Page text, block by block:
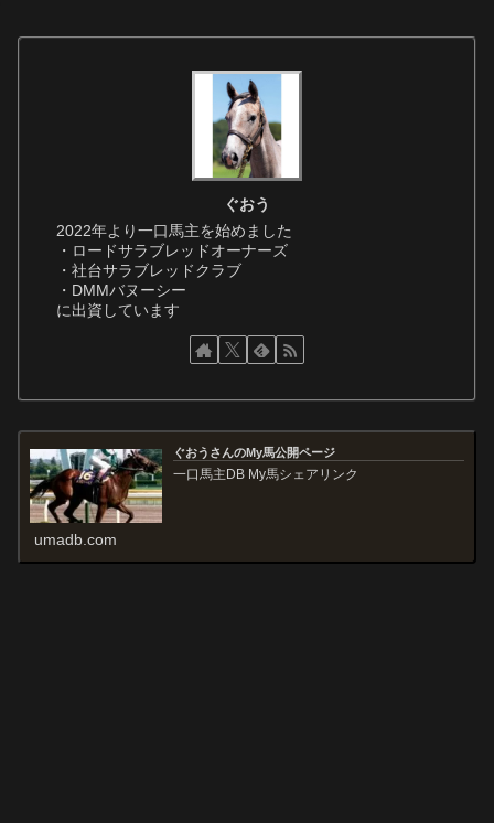
ぐおう
2022年より一口馬主を始めました
・ロードサラブレッドオーナーズ
・社台サラブレッドクラブ
・DMMバヌーシー
に出資しています
ぐおうさんのMy馬公開ページ
一口馬主DB My馬シェアリンク
umadb.com